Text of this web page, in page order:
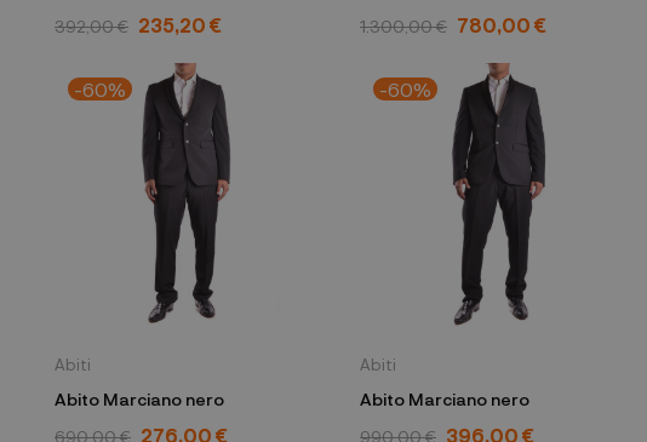
392,00 € 235,20 €
1.300,00 € 780,00 €
-60%
Abiti
Abito Marciano nero
690,00 € 276,00 €
-60%
Abiti
Abito Marciano nero
990,00 € 396,00 €